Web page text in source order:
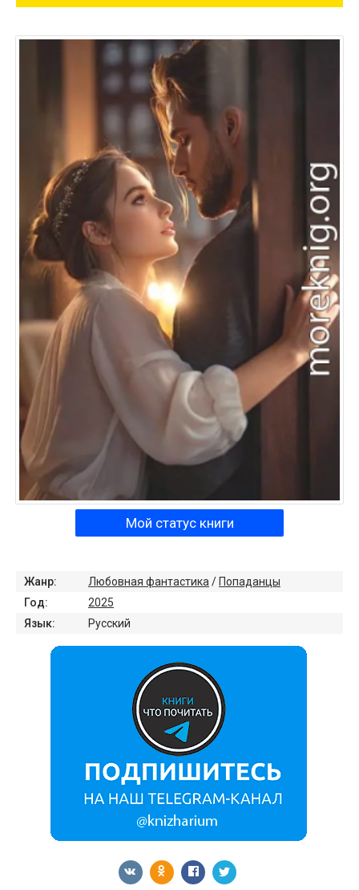
Мой статус книги
Жанр: Любовная фантастика / Попаданцы
Год:
2025
Язык:
Русский